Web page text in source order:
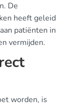
De
heeft geleid
patiënten in
vermijden.
worden, is